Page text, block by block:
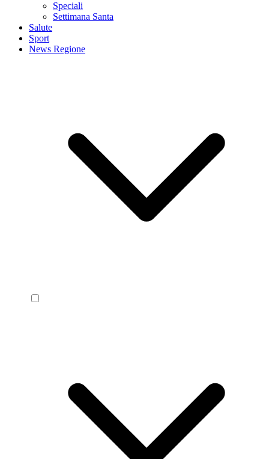
Speciali
Settimana Santa
Salute
Sport
News Regione